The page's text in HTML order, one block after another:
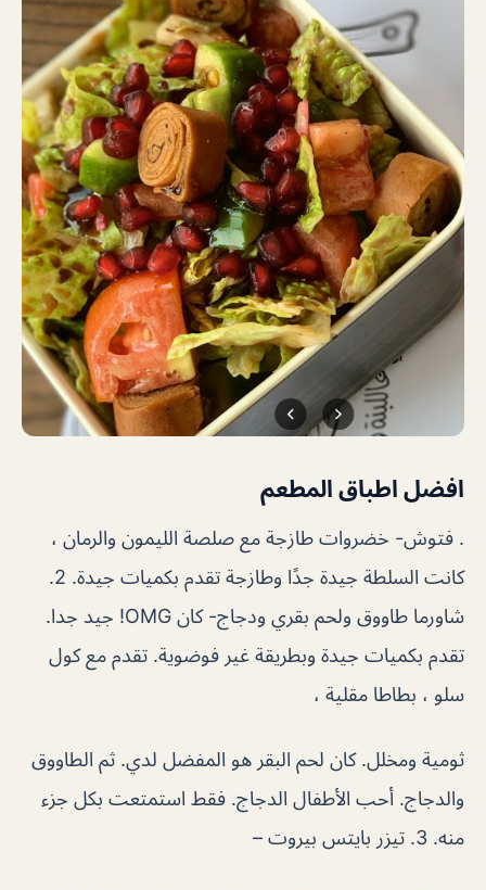
افضل اطباق المطعم
. فتوش- خضروات طازجة مع صلصة الليمون والرمان ،
كانت السلطة جيدة جدًا وطازجة تقدم بكميات جيدة. 2.
شاورما طاووق ولحم بقري ودجاج- كان OMG! جيد جدا.
تقدم بكميات جيدة وبطريقة غير فوضوية. تقدم مع كول
سلو ، بطاطا مقلية ،
ثومية ومخلل. كان لحم البقر هو المفضل لدي. ثم الطاووق
والدجاج. أحب الأطفال الدجاج. فقط استمتعت بكل جزء
منه. 3. تيزر بايتس بيروت –